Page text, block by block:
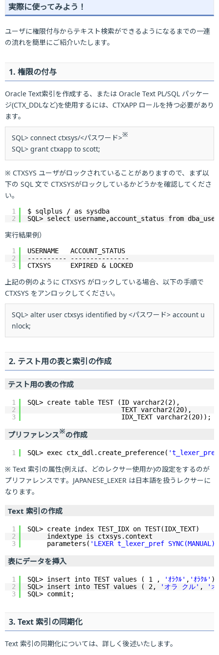
実際に使ってみよう！
ユーザに権限付与からテキスト検索ができるようになるまでの一連
の流れを簡単にご紹介いたします。
1. 権限の付与
Oracle Text索引を作成する、または Oracle Text PL/SQL パッケー
ジ(CTX_DDLなど)を使用するには、CTXAPP ロールを持つ必要があり
ます。
SQL> connect ctxsys/<パスワード>※
SQL> grant ctxapp to scott;
※ CTXSYS ユーザがロックされていることがありますので、まず以
下の SQL 文で CTXSYSがロックしているかどうかを確認してくださ
い。
1
2
$ sqlplus / as sysdba
SQL> select username,account_status from
実行結果例）
1
2
3
USERNAME   ACCOUNT_STATUS
---------- ---------------
CTXSYS     EXPIRED & LOCKED
上記の例のように CTXSYS がロックしている場合、以下の手順で
CTXSYS をアンロックしてください。
SQL> alter user ctxsys identified by <パスワード> account u
nlock;
2. テスト用の表と索引の作成
テスト用の表の作成
1
2
3
SQL> create table TEST (ID varchar2(2),
TEXT varchar2(20),
IDX_TEXT varchar2(20));
プリファレンス※の作成
1 SQL> exec ctx_ddl.create_preference(
※ Text 索引の属性(例えば、どのレクサー使用か)の設定をするのが
プリファレンスです。JAPANESE_LEXER は日本語を扱うレクサーに
なります。
Text 索引の作成
1
2
3
SQL> create index TEST_IDX on TEST(IDX_TEXT)
indextype is ctxsys.context
parameters( 'LEXER t_lexer_pref SYNC(MANUAL)'
表にデータを挿入
1
2
3
SQL> insert into TEST values ( 1 , 'ｵﾗｸﾙ' , 'ｵﾗｸﾙ' );
SQL> insert into TEST values ( 2,
'オラ クル' ,
'
SQL> commit;
3. Text 索引の同期化
Text 索引の同期化については、詳しく後述いたします。